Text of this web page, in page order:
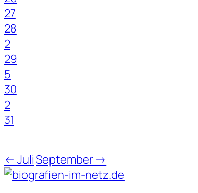
27
28
2
29
5
30
2
31
← JuliSeptember →